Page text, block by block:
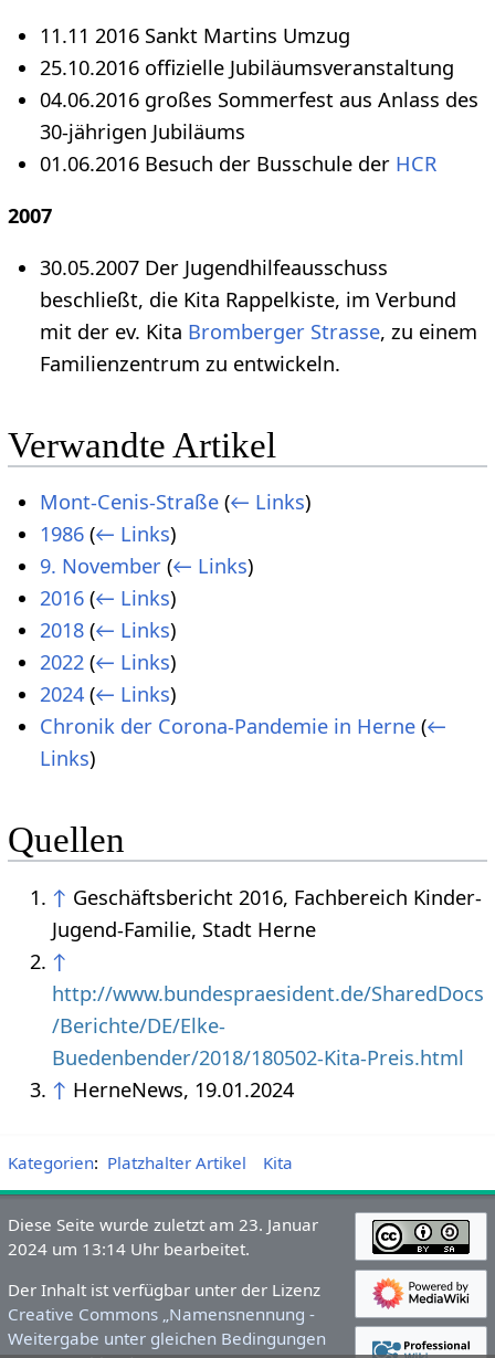
11.11 2016 Sankt Martins Umzug
25.10.2016 offizielle Jubiläumsveranstaltung
04.06.2016 großes Sommerfest aus Anlass des
30-jährigen Jubiläums
01.06.2016 Besuch der Busschule der HCR
2007
30.05.2007 Der Jugendhilfeausschuss
beschließt, die Kita Rappelkiste, im Verbund
mit der ev. Kita Bromberger Strasse, zu einem
Familienzentrum zu entwickeln.
Verwandte Artikel
Mont-Cenis-Straße (← Links)
1986 (← Links)
9. November (← Links)
2016 (← Links)
2018 (← Links)
2022 (← Links)
2024 (← Links)
Chronik der Corona-Pandemie in Herne (←
Links)
Quellen
↑ Geschäftsbericht 2016, Fachbereich Kinder-
Jugend-Familie, Stadt Herne
↑
http://www.bundespraesident.de/SharedDocs
/Berichte/DE/Elke-
Buedenbender/2018/180502-Kita-Preis.html
↑ HerneNews, 19.01.2024
Kategorien: Platzhalter Artikel Kita
Diese Seite wurde zuletzt am 23. Januar
2024 um 13:14 Uhr bearbeitet.
Der Inhalt ist verfügbar unter der Lizenz
Creative Commons „Namensnennung -
Weitergabe unter gleichen Bedingungen